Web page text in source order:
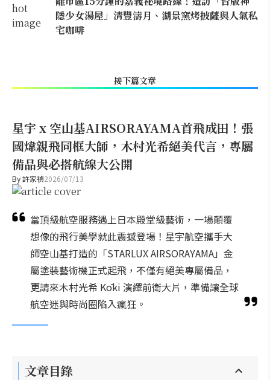
隱少女湯屋」清豐濤月、湖景窯烤披薩與人氣私
宅咖啡
接下篇文章
星宇 x 空山基AIRSORAYAMA首飛成田！張
國煒親飛同框大師，木村光希絕美代言，專屬
備品與必搭航線大公開
By許家禎2026/07/13
當頂級航空服務遇上日本殿堂級藝術，一場顛覆
想像的飛行美學就此震撼登場！星宇航空攜手大
師空山基打造的「STARLUX AIRSORAYAMA」金
屬塗裝藝術機正式起飛，不僅有絕美專屬備品，
更請來木村光希 Kōki 演繹前衛大片，準備讓全球
航空迷與時尚圈陷入瘋狂。
文章目錄